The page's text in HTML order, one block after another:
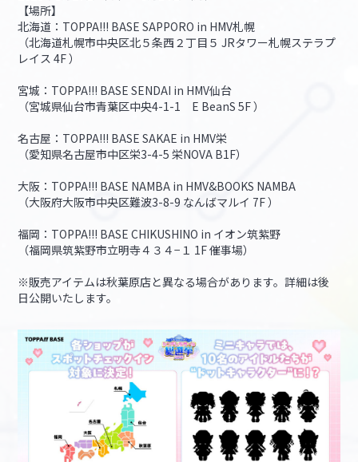
【場所】
北海道：TOPPA!!! BASE SAPPORO in HMV札幌
（北海道札幌市中央区北５条西２丁目５ JRタワー札幌ステラプ
レイス 4F ）
宮城：TOPPA!!! BASE SENDAI in HMV仙台
（宮城県仙台市青葉区中央4-1-1 E BeanS 5F ）
名古屋：TOPPA!!! BASE SAKAE in HMV栄
（愛知県名古屋市中区栄3-4-5 栄NOVA B1F）
大阪：TOPPA!!! BASE NAMBA in HMV&BOOKS NAMBA
（大阪府大阪市中央区難波3-8-9 なんばマルイ 7F ）
福岡：TOPPA!!! BASE CHIKUSHINO in イオン筑紫野
（福岡県筑紫野市立明寺４３４−１ 1F 催事場）
※販売アイテムは秋葉原店と異なる場合があります。詳細は後
日公開いたします。